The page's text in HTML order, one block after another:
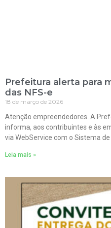
Prefeitura alerta para
das NFS-e
18 de março de 2026
Atenção empreendedores. A
informa, aos contribuintes e às
via WebService com o Sistema
Leia mais »